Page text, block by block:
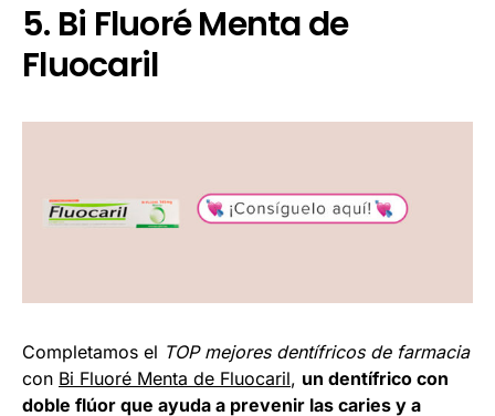
5. Bi Fluoré Menta de
Fluocaril
Completamos el TOP mejores dentífricos de farmacia
con Bi Fluoré Menta de Fluocaril, un dentífrico con
doble flúor que ayuda a prevenir las caries y a